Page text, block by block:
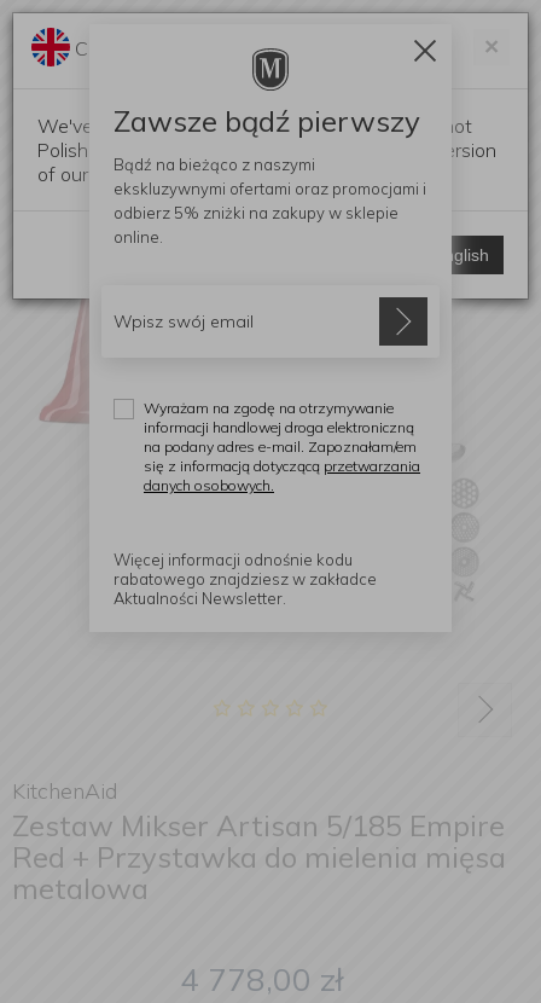
KitchenAid
Zestaw Mikser Artisan 5/185 Empire
Red + Przystawka do mielenia mięsa
metalowa
4 778,00 zł
×
Change language?
We've detected that your browser language is not
Polish. Would you like to switch to the English version
of our website?
Switch to English
Zawsze bądź pierwszy
Bądź na bieżąco z naszymi
ekskluzywnymi ofertami oraz promocjami i
odbierz 5% zniżki na zakupy w sklepie
online.
Wyrażam na zgodę na otrzymywanie
informacji handlowej droga elektroniczną
na podany adres e-mail. Zapoznałam/em
się z informacją dotyczącą przetwarzania
danych osobowych.
Więcej informacji odnośnie kodu
rabatowego znajdziesz w zakładce
Aktualności Newsletter.